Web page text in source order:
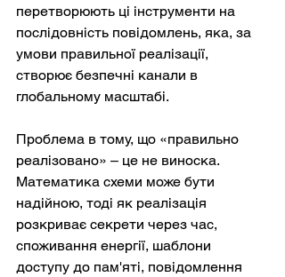
перетворюють ці інструменти на
послідовність повідомлень, яка, за
умови правильної реалізації,
створює безпечні канали в
глобальному масштабі.
Проблема в тому, що «правильно
реалізовано» – це не виноска.
Математика схеми може бути
надійною, тоді як реалізація
розкриває секрети через час,
споживання енергії, шаблони
доступу до пам'яті, повідомлення